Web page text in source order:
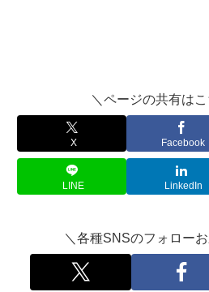
＼ページの共有は
X Facebook
LINE LinkedIn
＼各種SNSのフォロー